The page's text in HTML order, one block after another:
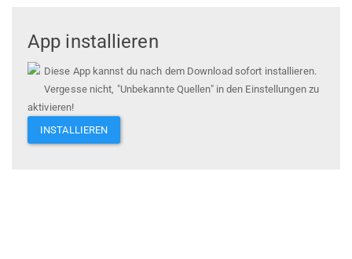
App installieren
Diese App kannst du nach dem Download sofort installieren.
Vergesse nicht, "Unbekannte Quellen" in den Einstellungen zu
aktivieren!
INSTALLIEREN